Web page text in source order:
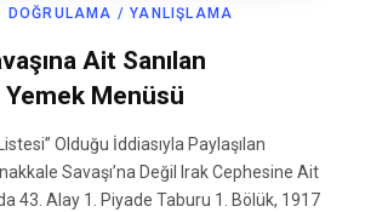
DOĞRULAMA / YANLIŞLAMA
Ait Sanılan
Menüsü
Olduğu İddiasıyla Paylaşılan
Savaşı’na Değil Irak Cephesine Ait
43. Alay 1. Piyade Taburu 1. Bölük, 1917